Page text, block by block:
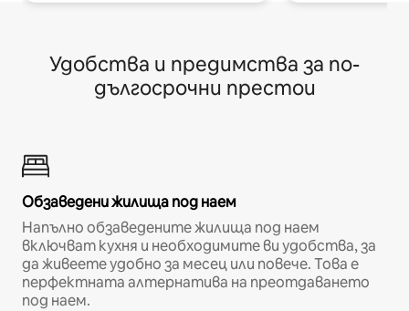
Удобства и предимства за по-
дългосрочни престои
Обзаведени жилища под наем
Напълно обзаведените жилища под наем
включват кухня и необходимите ви удобства, за
да живеете удобно за месец или повече. Това е
перфектната алтернатива на преотдаването
под наем.